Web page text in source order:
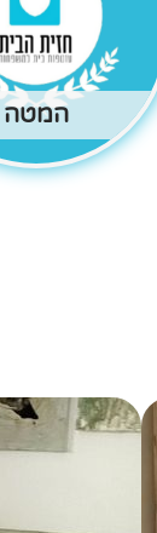
המטה